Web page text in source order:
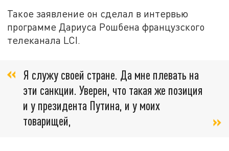
Такое заявление он сделал в интервью
программе Дариуса Рошбена французского
телеканала LCI.
Я служу своей стране. Да мне плевать на
эти санкции. Уверен, что такая же позиция
и у президента Путина, и у моих
товарищей,